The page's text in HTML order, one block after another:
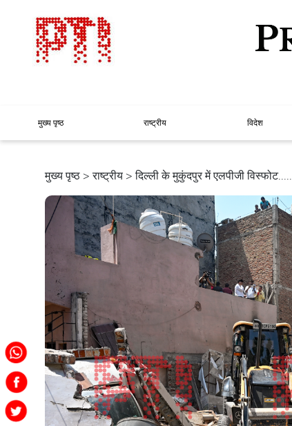
मुख्य पृष्ठ राष्ट्रीय विदेश
मुख्य पृष्ठ >राष्ट्रीय > दिल्ली के मुकुंदपुर में एलपीजी विस्फोट.....